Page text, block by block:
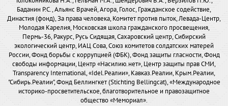
Баданин Р.С., Альянс Врачей, Агора, Голос, Гражданское содействие,
Династия (фонд), За права человека, Комитет против пыток, Левада-Центр,
Молодая Карелия, Московская школа гражданского просвещения,
Пермь-36, Ракурс, Русь Сидящая, Сахаровский центр, Сибирский
экологический центр, ИАЦ Сова, Союз комитетов солдатских матерей
России, Фонд борьбы с коррупцией (ФБК), Фонд защиты гласности, Фонд
свободы информации, Центр «Насилию.нет», Центр защиты прав СМИ,
Transparency International, «Idel.Реалии», Кавказ.Реалии, Крым.Реалии,
"Сибирь.Реалии", Фонд Беллингкет (Stichting Bellingcat), «Международное
историко-просветительское, благотворительное и правозащитное
общество «Мемориал».